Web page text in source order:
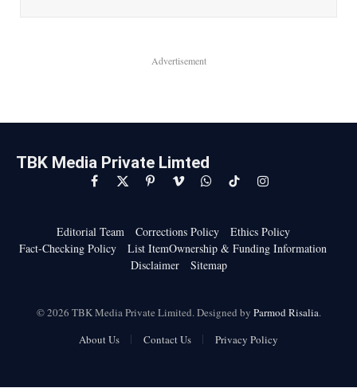
Advertisement
TBK Media Private Limted
Facebook
X
PinterestVimeoWhatsAppTikTokInstagram
Editorial Team Corrections Policy
Ethics Policy
Fact-Checking Policy
List ItemOwnership & Funding Information
Disclaimer
Sitemap
© 2026 TBK Media Private Limited. Designed by Parmod Risalia.
About Us
Contact Us Privacy Policy